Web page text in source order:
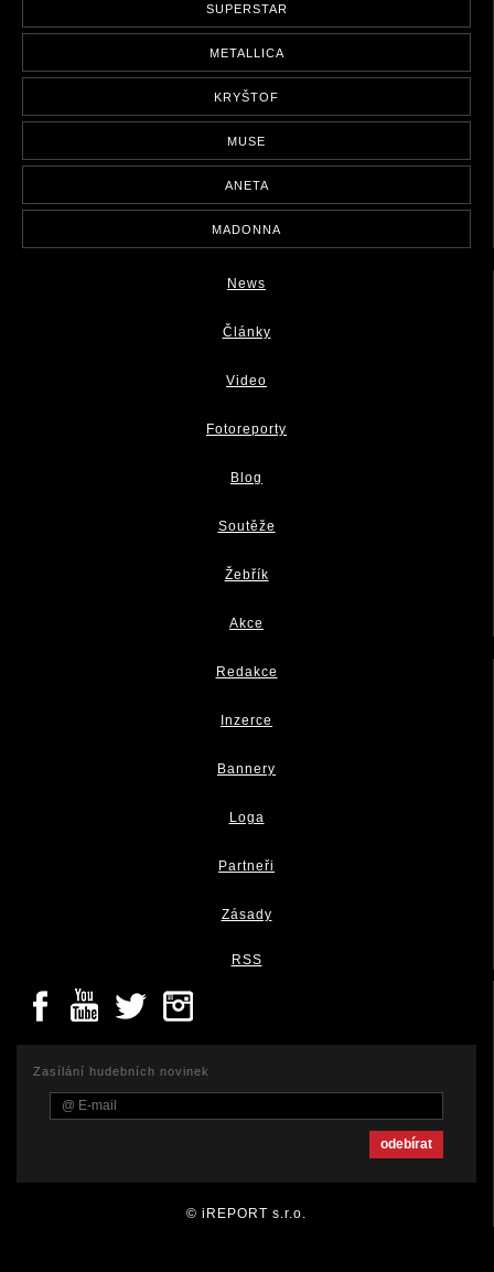
SUPERSTAR
METALLICA
KRYŠTOF
MUSE
ANETA
MADONNA
News
Články
Video
Fotoreporty
Blog
Soutěže
Žebřík
Akce
Redakce
Inzerce
Bannery
Loga
Partneři
Zásady
RSS
Zasílání hudebních novinek
© iREPORT s.r.o.